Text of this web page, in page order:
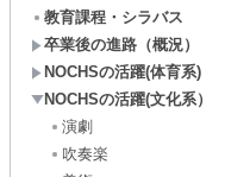
教育課程・シラバス
卒業後の進路（概況）
NOCHSの活躍(体育系)
NOCHSの活躍(文化系）
演劇
吹奏楽